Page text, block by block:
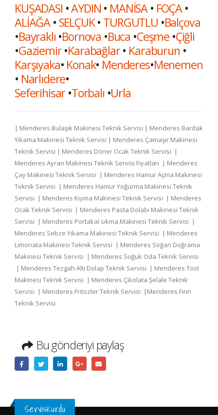
KUŞADASI •AYDIN • MANİSA• FOÇA•
ALİAĞA• SELÇUK• TURGUTLU •Balçova
•Bayraklı •Bornova •Buca •Ceşme •Çiğli
•Gaziemir•Karabağlar• Karaburun •
Karşıyaka• Konak• Menderes•Menemen
• Narlıdere•
Seferihisar•Torbalı •Urla
| Menderes Bulaşık Makinesi Teknik Servisi | Menderes Bardak
Yıkama Makinesi Teknik Servisi | Menderes Çamaşır Makinesi
Teknik Servisi | Menderes Döner Ocak Teknik Servisi |
Menderes Ayran Makinesi Teknik Servisi Fiyatları | Menderes
Çay Makinesi Teknik Servisi | Menderes Hamur Açma Makinesi
Teknik Servisi | Menderes Hamur Yoğurma Makinesi Teknik
Servisi | Menderes Kıyma Makinesi Teknik Servisi | Menderes
Ocak Teknik Servisi | Menderes Pasta Dolabı Makinesi Teknik
Servisi | Menderes Portakal sıkma Makinesi Teknik Servisi |
Menderes Sebze Yıkama Makinesi Teknik Servisi | Menderes
Limonata Makinesi Teknik Servisi | Menderes Soğan Doğrama
Makinesi Teknik Servisi | Menderes Soğuk Oda Teknik Servisi
| Menderes Tezgah Altı Dolap Teknik Servisi | Menderes Tost
Makinesi Teknik Servisi | Menderes Çikolata Şelale Teknik
Servisi | Menderes Fritözler Teknik Servisi |Menderes Fırın
Teknik Servisi
Bu gönderiyi paylaş
ServisKurdu